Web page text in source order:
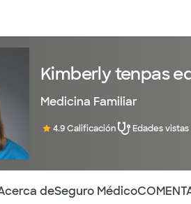
Kimberly tenpas
Medicina Familiar
4.9 Calificación Edades
deSeguro Médico